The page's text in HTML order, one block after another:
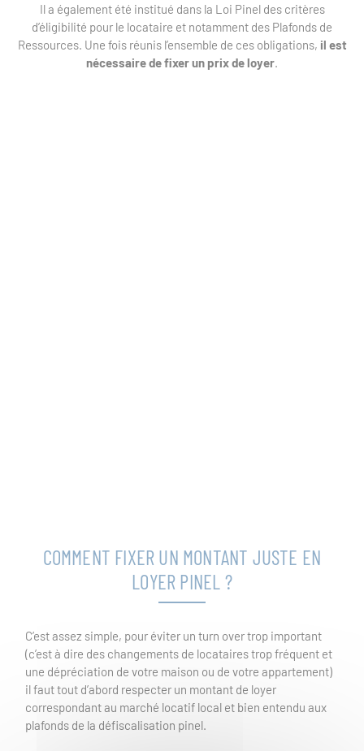
Il a également été institué dans la Loi Pinel des critères
d’éligibilité pour le locataire et notamment des Plafonds de
Ressources. Une fois réunis l’ensemble de ces obligations, il est
nécessaire de fixer un prix de loyer.
COMMENT FIXER UN MONTANT JUSTE EN
LOYER PINEL ?
C’est assez simple, pour éviter un turn over trop important
(c’est à dire des changements de locataires trop fréquent et
une dépréciation de votre maison ou de votre appartement)
il faut tout d’abord respecter un montant de loyer
correspondant au marché locatif local et bien entendu aux
plafonds de la défiscalisation pinel.